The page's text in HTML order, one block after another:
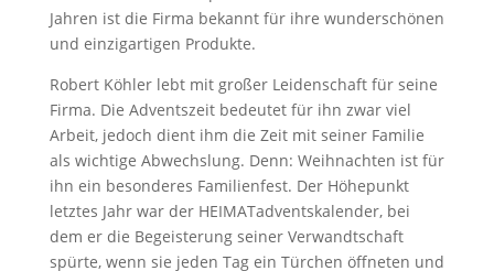
Jahren ist die Firma bekannt für ihre wunderschönen
und einzigartigen Produkte.
Robert Köhler lebt mit großer Leidenschaft für seine
Firma. Die Adventszeit bedeutet für ihn zwar viel
Arbeit, jedoch dient ihm die Zeit mit seiner Familie
als wichtige Abwechslung. Denn: Weihnachten ist für
ihn ein besonderes Familienfest. Der Höhepunkt
letztes Jahr war der HEIMATadventskalender, bei
dem er die Begeisterung seiner Verwandtschaft
spürte, wenn sie jeden Tag ein Türchen öffneten und